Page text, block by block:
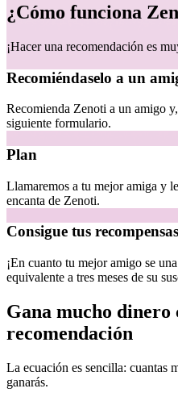
¿Cómo funciona
¡Hacer una recomendación es
Recomiéndaselo a un
Recomienda Zenoti a un amigo
siguiente formulario.
Plan
Llamaremos a tu mejor amiga y
encanta de Zenoti.
Consigue tus recompensas
¡En cuanto tu mejor amigo se
equivalente a tres meses de su
Gana mucho dinero
recomendación
La ecuación es sencilla: cuantas
ganarás.